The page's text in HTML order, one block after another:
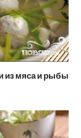
из мяса и рыбы